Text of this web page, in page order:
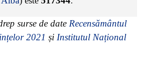
surse de date Recensământul
2021 și Institutul Național